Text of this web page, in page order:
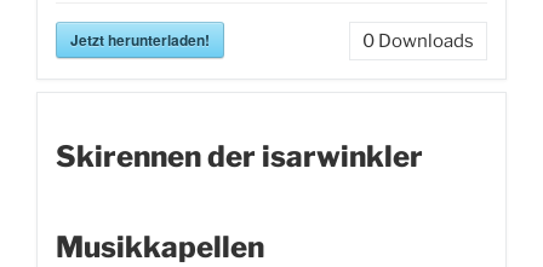
Jetzt herunterladen! 0 Downloads
Skirennen der isarwinkler
Musikkapellen